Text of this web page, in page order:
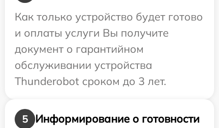
Как только устройство будет готово
и оплаты услуги Вы получите
документ о гарантийном
обслуживании устройства
Thunderobot сроком до 3 лет.
5
Информирование о готовности